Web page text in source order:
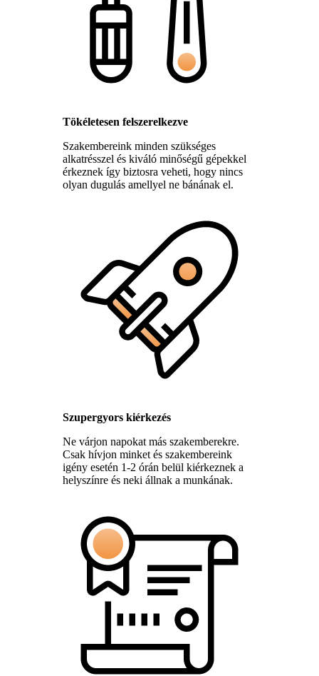
Tökéletesen felszerelkezve
Szakembereink minden szükséges
alkatrésszel és kiváló minőségű gépekkel
érkeznek így biztosra veheti, hogy nincs
olyan dugulás amellyel ne bánának el.
Szupergyors kiérkezés
Ne várjon napokat más szakemberekre.
Csak hívjon minket és szakembereink
igény esetén 1-2 órán belül kiérkeznek a
helyszínre és neki állnak a munkának.